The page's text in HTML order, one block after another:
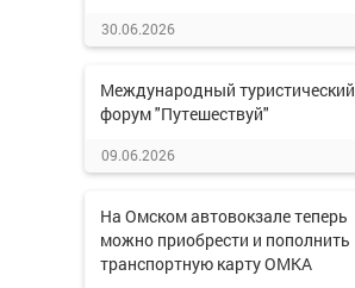
30.06.2026
Международный туристический
форум "Путешествуй"
09.06.2026
На Омском автовокзале теперь
можно приобрести и пополнить
транспортную карту ОМКА